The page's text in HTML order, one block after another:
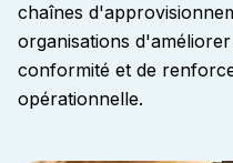
chaînes
organisations
conformité et de
opérationnelle.